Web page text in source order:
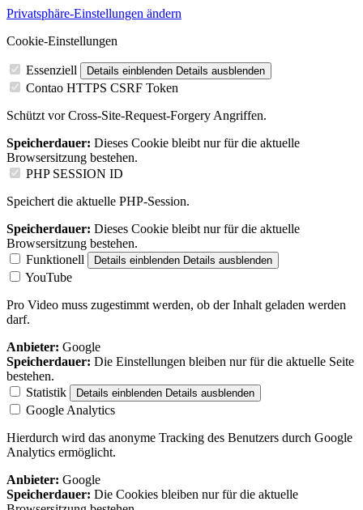
Privatsphäre-Einstellungen ändern
Cookie-Einstellungen
Essenziell Details einblenden Details ausblenden
Contao HTTPS CSRF Token
Schützt vor Cross-Site-Request-Forgery Angriffen.
Speicherdauer: Dieses Cookie bleibt nur für die aktuelle
Browsersitzung bestehen.
PHP SESSION ID
Speichert die aktuelle PHP-Session.
Speicherdauer: Dieses Cookie bleibt nur für die aktuelle
Browsersitzung bestehen.
Funktionell
Details einblenden Details ausblenden
YouTube
Pro Video muss zugestimmt werden, ob der Inhalt geladen werden
darf.
Anbieter: Google
Speicherdauer: Die Einstellungen bleiben nur für die aktuelle Seite
bestehen.
Statistik
Details einblenden Details ausblenden
Google Analytics
Hierdurch wird das anonyme Tracking des Benutzers durch Google
Analytics ermöglicht.
Anbieter: Google
Speicherdauer: Die Cookies bleiben nur für die aktuelle